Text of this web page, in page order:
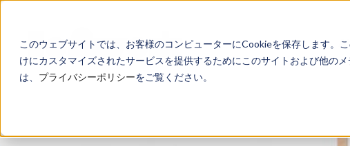
このウェブサイトでは、お客様のコンピューターにCookieを保存します。
けにカスタマイズされたサービスを提供するためにこのサイトおよび他の
は、 プライバシーポリシーをご覧ください。